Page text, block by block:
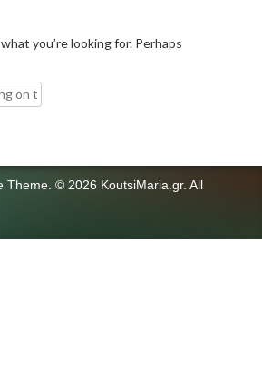
you’re looking for. Perhaps
Theme © 2026 KoutsiMaria.gr. All